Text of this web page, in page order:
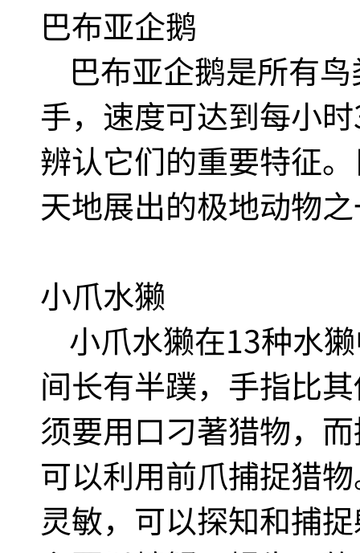
巴布亚企鹅
巴布亚企鹅是所有
手，速度可达到每小
辨认它们的重要特征
天地展出的极地动物
小爪水獭
小爪水獭在13种水
间长有半蹼，手指比
须要用口刁著猎物，
可以利用前爪捕捉猎
灵敏，可以探知和捕